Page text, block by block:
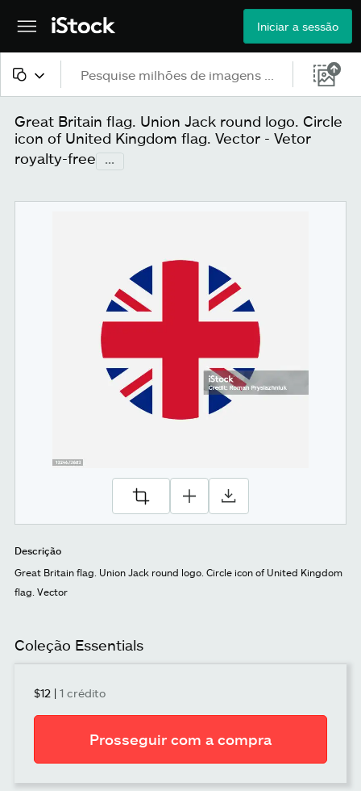
Iniciar a sessão
Todo o conteúdo
Great Britain flag. Union Jack round logo. Circle
icon of United Kingdom flag. Vector - Vetor
royalty-free
...
Descrição
Great Britain flag. Union Jack round logo. Circle icon of United Kingdom
flag. Vector
Coleção Essentials
$12 | 1 crédito
Prosseguir com a compra